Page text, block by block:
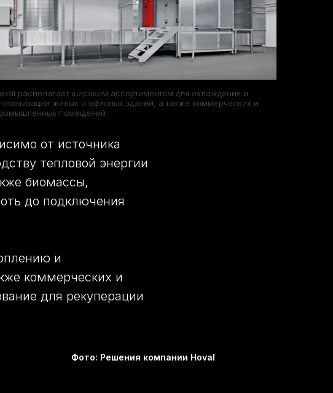
располагает широким ассортиментом для охлаждения и
жилых и офисных зданий, а также коммерческих и
помещений.
от источника
тепловой энергии
биомассы,
до подключения
и
коммерческих и
для рекуперации
Фото: Решения компании Hoval